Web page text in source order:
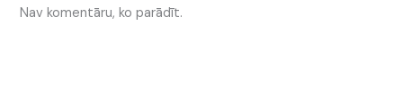
Nav komentāru, ko parādīt.